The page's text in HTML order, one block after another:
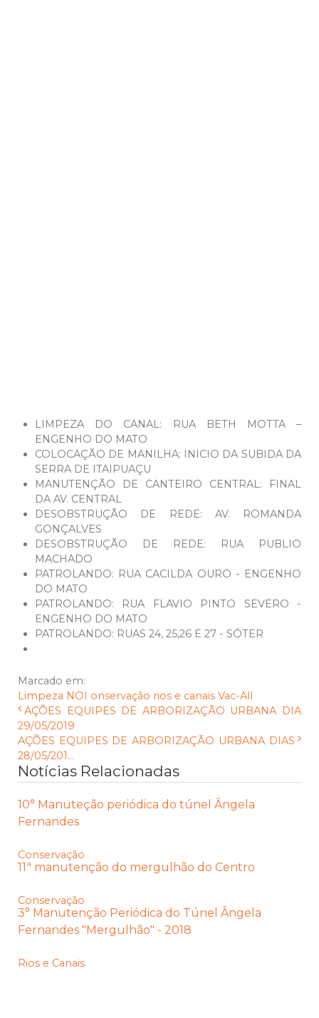
LIMPEZA DO CANAL: RUA BETH MOTTA –
ENGENHO DO MATO
COLOCAÇÃO DE MANILHA: INICIO DA SUBIDA DA
SERRA DE ITAIPUAÇU
MANUTENÇÃO DE CANTEIRO CENTRAL: FINAL
DA AV. CENTRAL
DESOBSTRUÇÃO DE REDE: AV. ROMANDA
GONÇALVES
DESOBSTRUÇÃO DE REDE: RUA PUBLIO
MACHADO
PATROLANDO: RUA CACILDA OURO - ENGENHO
DO MATO
PATROLANDO: RUA FLAVIO PINTO SEVERO -
ENGENHO DO MATO
PATROLANDO: RUAS 24, 25,26 E 27 - SÓTER
Marcado em:
Limpeza NOI onservação rios e canais Vac-All
AÇÕES EQUIPES DE ARBORIZAÇÃO URBANA DIA
29/05/2019
AÇÕES EQUIPES DE ARBORIZAÇÃO URBANA DIAS
28/05/201...
Notícias Relacionadas
10° Manuteção periódica do túnel Ângela
Fernandes
Conservação
11ª manutenção do mergulhão do Centro
Conservação
3° Manutenção Periódica do Túnel Ângela
Fernandes "Mergulhão" - 2018
Rios e Canais